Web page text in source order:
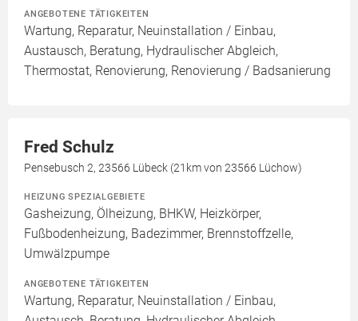
ANGEBOTENE TÄTIGKEITEN
Wartung, Reparatur, Neuinstallation / Einbau,
Austausch, Beratung, Hydraulischer Abgleich,
Thermostat, Renovierung, Renovierung / Badsanierung
Fred Schulz
Pensebusch 2, 23566 Lübeck (21km von 23566 Lüchow)
HEIZUNG SPEZIALGEBIETE
Gasheizung, Ölheizung, BHKW, Heizkörper,
Fußbodenheizung, Badezimmer, Brennstoffzelle,
Umwälzpumpe
ANGEBOTENE TÄTIGKEITEN
Wartung, Reparatur, Neuinstallation / Einbau,